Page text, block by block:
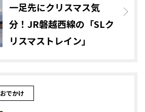
一足先にクリスマス気
分！JR磐越西線の「SLク
リスマストレイン」
おでかけ